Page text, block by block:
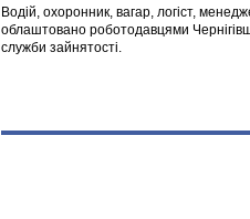
Водій, охоронник, вагар, логіст,
облаштовано роботодавцями
служби зайнятості.